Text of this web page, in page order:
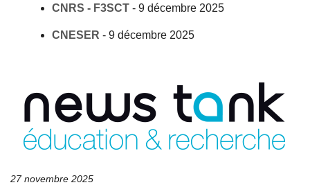
CNRS - F3SCT - 9 décembre 2025
CNESER - 9 décembre 2025
27 novembre 2025